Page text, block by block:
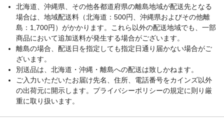
北海道、沖縄県、その他各都道府県の離島地域が配送先となる
場合は、地域配送料（北海道：500円、沖縄県およびその他離
島：1,700円）がかかります。これら以外の配送地域でも、一部
商品において追加送料が発生する場合がございます。
離島の場合、配送日を指定しても指定日通り届かない場合がご
ざいます。
別送品は、北海道・沖縄・離島への配送は致しかねます。
ご入力いただいたお届け先名、住所、電話番号をカインズ以外
の出荷元に開示します。プライバシーポリシーの規定に則り厳
重に取り扱います。